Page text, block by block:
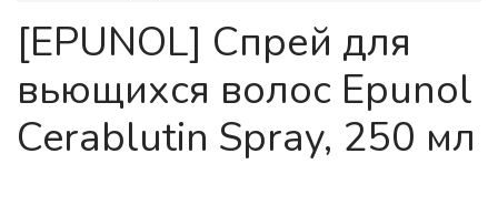
[EPUNOL] Спрей для
вьющихся волос Epunol
Cerablutin Spray, 250 мл